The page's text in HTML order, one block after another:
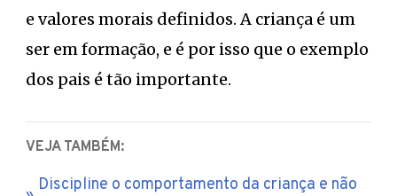
e valores morais definidos. A criança é um
ser em formação, e é por isso que o exemplo
dos pais é tão importante.
VEJA TAMBÉM:
Discipline o comportamento da criança e não